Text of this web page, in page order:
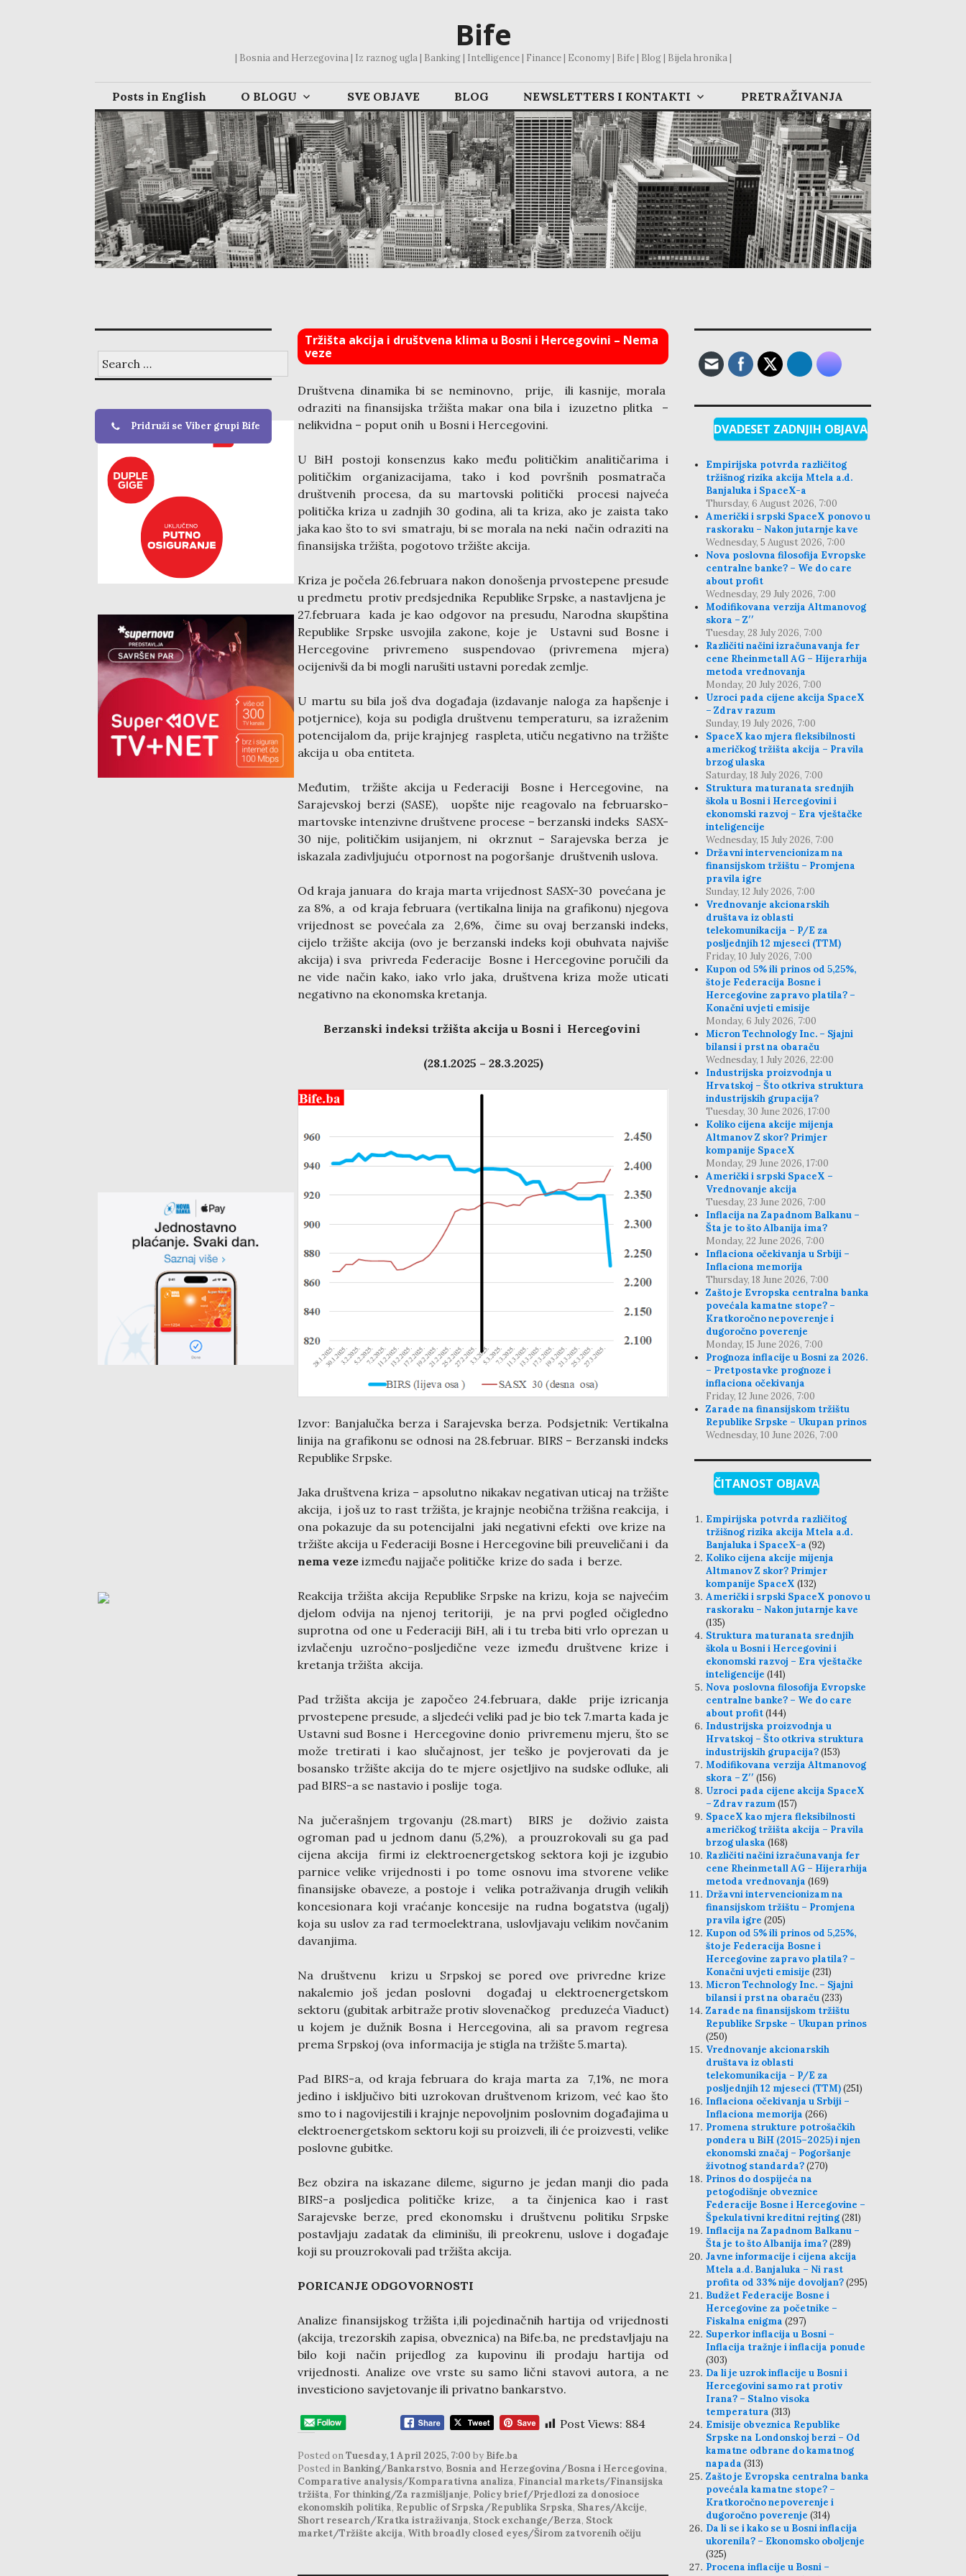
Bife
| Bosnia and Herzegovina | Iz raznog ugla | Banking | Intelligence | Finance | Economy | Bife | Blog | Bijela hronika |
Posts in English O BLOGU SVE OBJAVE BLOG NEWSLETTERS I KONTAKTI PRETRAŽIVANJA
Tržišta akcija i društvena klima u Bosni i Hercegovini – Nema
veze
Društvena dinamika bi se neminovno, prije, ili kasnije, morala
odraziti na finansijska tržišta makar ona bila i izuzetno plitka –
nelikvidna – poput onih u Bosni i Hercegovini.
U BiH postoji konsenzus kako među političkim analitičarima i
političkim organizacijama, tako i kod površnih posmatrača
društvenih procesa, da su martovski politički procesi najveća
politička kriza u zadnjih 30 godina, ali ta kriza, ako je zaista tako
jaka kao što to svi smatraju, bi se morala na neki način odraziti na
finansijska tržišta, pogotovo tržište akcija.
Kriza je počela 26.februara nakon donošenja prvostepene presude
u predmetu protiv predsjednika Republike Srpske, a nastavljena je
27.februara kada je kao odgovor na presudu, Narodna skupština
Republike Srpske usvojila zakone, koje je Ustavni sud Bosne i
Hercegovine privremeno suspendovao (privremena mjera)
ocijenivši da bi mogli narušiti ustavni poredak zemlje.
U martu su bila još dva događaja (izdavanje naloga za hapšenje i
potjernice), koja su podigla društvenu temperaturu, sa izraženim
potencijalom da, prije krajnjeg raspleta, utiču negativno na tržište
akcija u oba entiteta.
Međutim, tržište akcija u Federaciji Bosne i Hercegovine, na
Sarajevskoj berzi (SASE), uopšte nije reagovalo na februarsko-
martovske intenzivne društvene procese – berzanski indeks SASX-
30 nije, političkim usijanjem, ni okrznut – Sarajevska berza je
iskazala zadivljujuću otpornost na pogoršanje društvenih uslova.
Od kraja januara do kraja marta vrijednost SASX-30 povećana je
za 8%, a od kraja februara (vertikalna linija na grafikonu) njegova
vrijednost se povećala za 2,6%, čime su ovaj berzanski indeks,
cijelo tržište akcija (ovo je berzanski indeks koji obuhvata najviše
akcija) i sva privreda Federacije Bosne i Hercegovine poručili da
ne vide način kako, iako vrlo jaka, društvena kriza može uticati
negativno na ekonomska kretanja.
Berzanski indeksi tržišta akcija u Bosni i Hercegovini
(28.1.2025 – 28.3.2025)
Izvor: Banjalučka berza i Sarajevska berza. Podsjetnik: Vertikalna
linija na grafikonu se odnosi na 28.februar. BIRS – Berzanski indeks
Republike Srpske.
Jaka društvena kriza – apsolutno nikakav negativan uticaj na tržište
akcija, i još uz to rast tržišta, je krajnje neobična tržišna reakcija, i
ona pokazuje da su potencijalni jaki negativni efekti ove krize na
tržište akcija u Federaciji Bosne i Hercegovine bili preuveličani i da
nema veze između najjače političke krize do sada i berze.
Reakcija tržišta akcija Republike Srpske na krizu, koja se najvećim
djelom odvija na njenoj teritoriji, je na prvi pogled očigledno
suprotna od one u Federaciji BiH, ali i tu treba biti vrlo oprezan u
izvlačenju uzročno-posljedične veze između društvene krize i
kretanja tržišta akcija.
Pad tržišta akcija je započeo 24.februara, dakle prije izricanja
prvostepene presude, a sljedeći veliki pad je bio tek 7.marta kada je
Ustavni sud Bosne i Hercegovine donio privremenu mjeru, što se
može tretirati i kao slučajnost, jer teško je povjerovati da je
bosansko tržište akcija do te mjere osjetljivo na sudske odluke, ali
pad BIRS-a se nastavio i poslije toga.
Na jučerašnjem trgovanju (28.mart) BIRS je doživio zaista
ogroman pad u jednom danu (5,2%), a prouzrokovali su ga pad
cijena akcija firmi iz elektroenergetskog sektora koji je izgubio
parnice velike vrijednosti i po tome osnovu ima stvorene velike
finansijske obaveze, a postoje i velika potraživanja drugih velikih
koncesionara koji vraćanje koncesije na rudna bogatstva (ugalj)
koja su uslov za rad termoelektrana, uslovljavaju velikim novčanim
davanjima.
Na društvenu krizu u Srpskoj se pored ove privredne krize
nakalemio još jedan poslovni događaj u elektroenergetskom
sektoru (gubitak arbitraže protiv slovenačkog preduzeća Viaduct)
u kojem je dužnik Bosna i Hercegovina, ali sa pravom regresa
prema Srpskoj (ova informacija je stigla na tržište 5.marta).
Pad BIRS-a, od kraja februara do kraja marta za 7,1%, ne mora
jedino i isključivo biti uzrokovan društvenom krizom, već kao što
smo to i nagovijestili i krajnje nepovoljnim poslovnim događajima u
elektroenergetskom sektoru koji su proizveli, ili će proizvesti, velike
poslovne gubitke.
Bez obzira na iskazane dileme, sigurno je jedan manji dio pada
BIRS-a posljedica političke krize, a ta činjenica kao i rast
Sarajevske berze, pred ekonomsku i društvenu politiku Srpske
postavljaju zadatak da eliminišu, ili preokrenu, uslove i događaje
koji su prouzrokovali pad tržišta akcija.
PORICANJE ODGOVORNOSTI
Analize finansijskog tržišta i,ili pojedinačnih hartija od vrijednosti
(akcija, trezorskih zapisa, obveznica) na Bife.ba, ne predstavljaju na
bilo koji način prijedlog za kupovinu ili prodaju hartija od
vrijednosti. Analize ove vrste su samo lični stavovi autora, a ne
investiciono savjetovanje ili privatno bankarstvo.
Post Views: 884
Posted onTuesday, 1 April 2025, 7:00 by Bife.ba
Posted in Banking/Bankarstvo, Bosnia and Herzegovina/Bosna i Hercegovina,
Comparative analysis/Komparativna analiza, Financial markets/Finansijska
tržišta, For thinking/Za razmišljanje, Policy brief/Prjedlozi za donosioce
ekonomskih politika, Republic of Srpska/Republika Srpska, Shares/Akcije,
Short research/Kratka istraživanja, Stock exchange/Berza, Stock
market/Tržište akcija, With broadly closed eyes/Širom zatvorenih očiju
for:
Pridruži se Viber grupi Bife DVADESET ZADNJIH OBJAVA
Empirijska potvrda različitog
tržišnog rizika akcija Mtela a.d.
Banjaluka i SpaceX-a
Thursday, 6 August 2026, 7:00
Američki i srpski SpaceX ponovo u
raskoraku – Nakon jutarnje kave
Wednesday, 5 August 2026, 7:00
Nova poslovna filosofija Evropske
centralne banke? – We do care
about profit
Wednesday, 29 July 2026, 7:00
Modifikovana verzija Altmanovog
skora – Z′′
Tuesday, 28 July 2026, 7:00
Različiti načini izračunavanja fer
cene Rheinmetall AG – Hijerarhija
metoda vrednovanja
Monday, 20 July 2026, 7:00
Uzroci pada cijene akcija SpaceX
– Zdrav razum
Sunday, 19 July 2026, 7:00
SpaceX kao mjera fleksibilnosti
američkog tržišta akcija – Pravila
brzog ulaska
Saturday, 18 July 2026, 7:00
Struktura maturanata srednjih
škola u Bosni i Hercegovini i
ekonomski razvoj – Era vještačke
inteligencije
Wednesday, 15 July 2026, 7:00
Državni intervencionizam na
finansijskom tržištu – Promjena
pravila igre
Sunday, 12 July 2026, 7:00
Vrednovanje akcionarskih
društava iz oblasti
telekomunikacija – P/E za
posljednjih 12 mjeseci (TTM)
Friday, 10 July 2026, 7:00
Kupon od 5% ili prinos od 5,25%,
što je Federacija Bosne i
Hercegovine zapravo platila? –
Konačni uvjeti emisije
Monday, 6 July 2026, 7:00
Micron Technology Inc. – Sjajni
bilansi i prst na obaraču
Wednesday, 1 July 2026, 22:00
Industrijska proizvodnja u
Hrvatskoj – Što otkriva struktura
industrijskih grupacija?
Tuesday, 30 June 2026, 17:00
Koliko cijena akcije mijenja
Altmanov Z skor? Primjer
kompanije SpaceX
Monday, 29 June 2026, 17:00
Američki i srpski SpaceX –
Vrednovanje akcija
Tuesday, 23 June 2026, 7:00
Inflacija na Zapadnom Balkanu –
Šta je to što Albanija ima?
Monday, 22 June 2026, 7:00
Inflaciona očekivanja u Srbiji –
Inflaciona memorija
Thursday, 18 June 2026, 7:00
Zašto je Evropska centralna banka
povećala kamatne stope? –
Kratkoročno nepoverenje i
dugoročno poverenje
Monday, 15 June 2026, 7:00
Prognoza inflacije u Bosni za 2026.
– Pretpostavke prognoze i
inflaciona očekivanja
Friday, 12 June 2026, 7:00
Zarade na finansijskom tržištu
Republike Srpske – Ukupan prinos
Wednesday, 10 June 2026, 7:00
ČITANOST OBJAVA
Empirijska potvrda različitog
tržišnog rizika akcija Mtela a.d.
Banjaluka i SpaceX-a (92)
Koliko cijena akcije mijenja
Altmanov Z skor? Primjer
kompanije SpaceX (132)
Američki i srpski SpaceX ponovo u
raskoraku – Nakon jutarnje kave
(135)
Struktura maturanata srednjih
škola u Bosni i Hercegovini i
ekonomski razvoj – Era vještačke
inteligencije (141)
Nova poslovna filosofija Evropske
centralne banke? – We do care
about profit(144)
Industrijska proizvodnja u
Hrvatskoj – Što otkriva struktura
industrijskih grupacija?(153)
Modifikovana verzija Altmanovog
skora – Z′′ (156)
Uzroci pada cijene akcija SpaceX
– Zdrav razum(157)
SpaceX kao mjera fleksibilnosti
američkog tržišta akcija – Pravila
brzog ulaska (168)
Različiti načini izračunavanja fer
cene Rheinmetall AG – Hijerarhija
metoda vrednovanja (169)
Državni intervencionizam na
finansijskom tržištu – Promjena
pravila igre (205)
Kupon od 5% ili prinos od 5,25%,
što je Federacija Bosne i
Hercegovine zapravo platila? –
Konačni uvjeti emisije (231)
Micron Technology Inc. – Sjajni
bilansi i prst na obaraču(233)
Zarade na finansijskom tržištu
Republike Srpske – Ukupan prinos
(250)
Vrednovanje akcionarskih
društava iz oblasti
telekomunikacija – P/E za
posljednjih 12 mjeseci (TTM)(251)
Inflaciona očekivanja u Srbiji –
Inflaciona memorija (266)
Promena strukture potrošačkih
pondera u BiH (2015–2025) i njen
ekonomski značaj – Pogoršanje
životnog standarda?(270)
Prinos do dospijeća na
petogodišnje obveznice
Federacije Bosne i Hercegovine –
Špekulativni kreditni rejting(281)
Inflacija na Zapadnom Balkanu –
Šta je to što Albanija ima?(289)
Javne informacije i cijena akcija
Mtela a.d. Banjaluka – Ni rast
profita od 33% nije dovoljan?(295)
Budžet Federacije Bosne i
Hercegovine za početnike –
Fiskalna enigma (297)
Superkor inflacija u Bosni –
Inflacija tražnje i inflacija ponude
(303)
Da li je uzrok inflacije u Bosni i
Hercegovini samo rat protiv
Irana? – Stalno visoka
temperatura (313)
Emisije obveznica Republike
Srpske na Londonskoj berzi – Od
kamatne odbrane do kamatnog
napada (313)
Zašto je Evropska centralna banka
povećala kamatne stope? –
Kratkoročno nepoverenje i
dugoročno poverenje (314)
Da li se i kako se u Bosni inflacija
ukorenila? – Ekonomsko oboljenje
(325)
Procena inflacije u Bosni –